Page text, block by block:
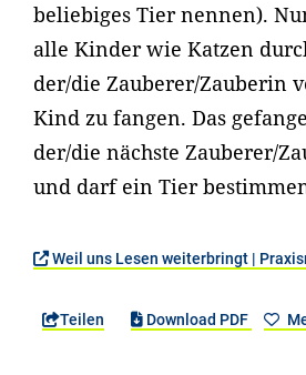
beliebiges Tier nennen).
alle Kinder wie Katzen
der/die Zauberer/Zauberin
Kind zu fangen. Das
der/die nächste Zauberer/
und darf ein Tier
Weil uns Lesen weiterbringt |
Teilen Download PDF